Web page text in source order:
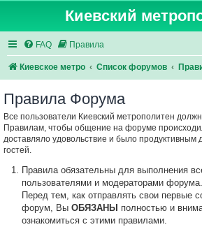
Киевский
FAQ Правила
Киевское метро Список форумов
Правила Форума
Все пользователи Киевский метрополитен
Правилам, чтобы общение на форуме
доставляло удовольствие и было продуктивным
гостей.
Правила обязательны для выполнения
пользователями и модераторами форума.
Перед тем, как отправлять свои первые
форум, ВыОБЯЗАНЫ полностью и
ознакомиться с этими правилами.